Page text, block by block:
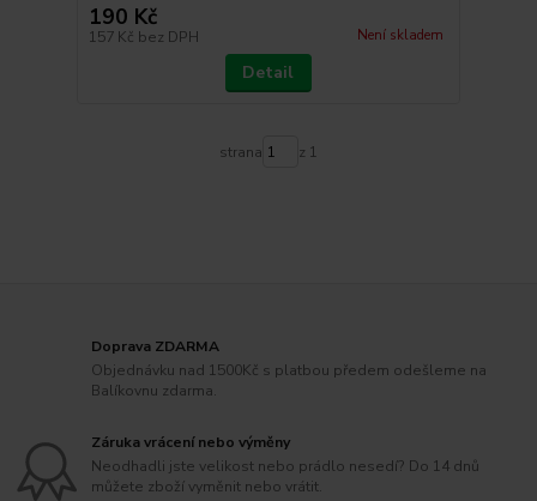
190 Kč
157 Kč bez DPH Není skladem
Detail
strana z 1
Doprava ZDARMA
Objednávku nad 1500Kč s platbou předem odešleme na
Balíkovnu zdarma.
Záruka vrácení nebo výměny
Neodhadli jste velikost nebo prádlo nesedí? Do 14 dnů
můžete zboží vyměnit nebo vrátit.